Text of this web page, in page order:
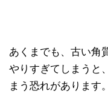
あくまでも、古い角
やりすぎてしまうと
まう恐れがあります。